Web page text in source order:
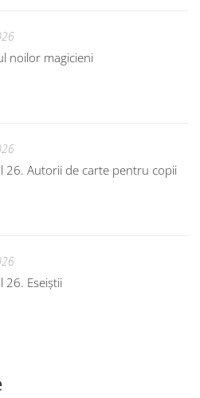
noilor magicieni
26. Autorii de carte pentru copii
26. Eseiștii